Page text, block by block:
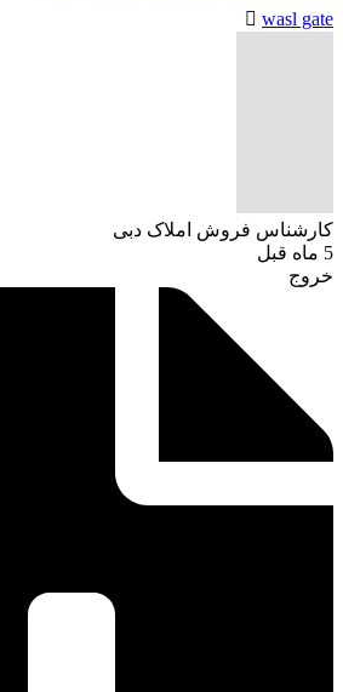
wasl gate
کارشناس فروش املاک دبی
5 ماه قبل
خروج